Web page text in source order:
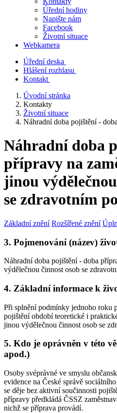
Úřední hodiny
Napište nám
Facebook
Životní situace
Webkamera
Úřední deska
Hlášení rozhlasu
Kontakt
Úvodní stránka
Kontakty
Životní situace
Náhradní doba pojištění -
Náhradní doba
přípravy na
jinou
se zdravotním
Základní znění Rozšířené znění
3. Pojmenování (název)
Náhradní doba pojištění - doba
výdělečnou činnost osob se
4. Základní informace k
Při splnění podmínky jednoho roku
pojištění období teoretické i
jinou výdělečnou činnost osob se
5. Kdo je oprávněn v této
apod.)
Osoby svéprávné ve smyslu
evidence na České správě
se děje bez aktivní součinnosti
přípravy předkládá ČSSZ
nichž se příprava provádí.